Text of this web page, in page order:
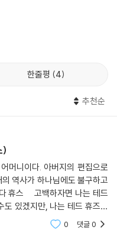
멀어지면서 “해부되고 또 해
전집』(1981년 이 책은 퓰리
리얼』의 원래 차례를 수록했
의 ‘개입’을 검토하게 만들었
스의 ‘「에어리얼」과 그 외 시
스가 아닌 실비아 플라스 자
이라는 단어로 시작해서 ‘봄S
분명 결혼생활이 파탄 나기 직
라하고, 아울러 그사이에 겪은
. 결혼생활의 파탄은 어머니의
을 부여했다. 그것은 시에 하
문」 중(13쪽)
한줄평 4
추천순
)
지의 편집으로
도 있겠지만, 나는 테드 휴즈가
그의 아
0 댓글0